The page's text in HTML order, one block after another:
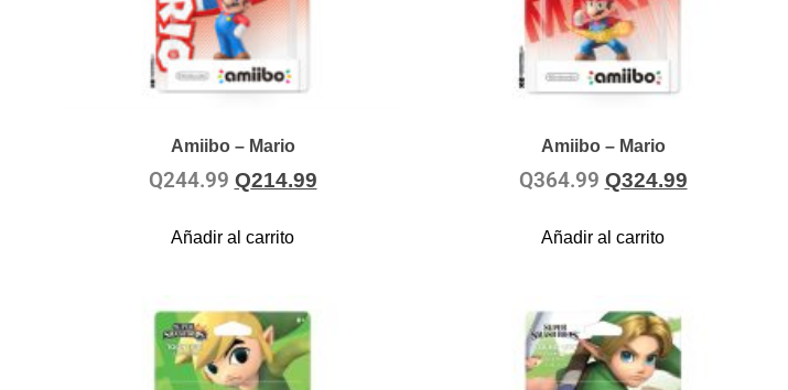
Amiibo – Mario
Q244.99 Q214.99
Añadir al carrito
Amiibo – Mario
Q364.99 Q324.99
Añadir al carrito